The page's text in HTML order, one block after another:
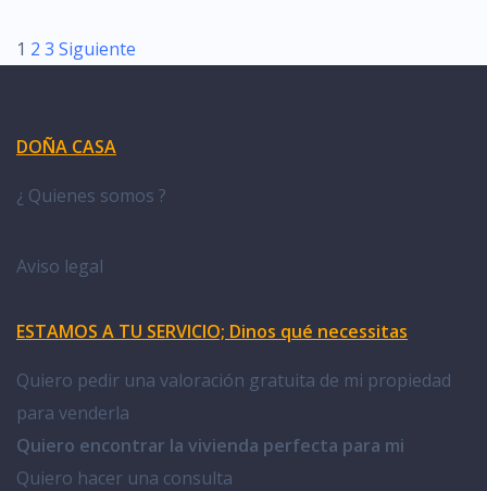
1 2 3 Siguiente
DOÑA CASA
¿ Quienes somos ?
Aviso legal
ESTAMOS A TU SERVICIO; Dinos qué necessitas
Quiero pedir una valoración gratuita de mi propiedad
para venderla
Quiero encontrar la vivienda perfecta para mi
Quiero hacer una consulta